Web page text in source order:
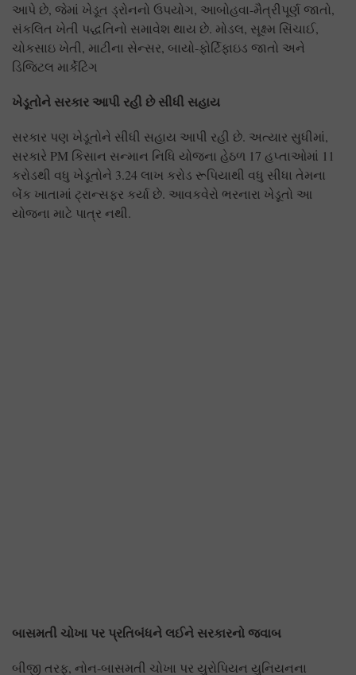
આપે છે, જેમાં ખેડૂત ડ્રોનનો ઉપયોગ, આબોહવા-મૈત્રીપૂર્ણ જાતો,
સંકલિત ખેતી પદ્ધતિનો સમાવેશ થાય છે. મોડલ, સૂક્ષ્મ સિંચાઈ,
ચોકસાઇ ખેતી, માટીના સેન્સર, બાયો-ફોર્ટિફાઇડ જાતો અને
ડિજિટલ માર્કેટિંગ
ખેડૂતોને સરકાર આપી રહી છે સીધી સહાય
સરકાર પણ ખેડૂતોને સીધી સહાય આપી રહી છે. અત્યાર સુધીમાં,
સરકારે PM કિસાન સન્માન નિધિ યોજના હેઠળ 17 હપ્તાઓમાં 11
કરોડથી વધુ ખેડૂતોને 3.24 લાખ કરોડ રૂપિયાથી વધુ સીધા તેમના
બેંક ખાતામાં ટ્રાન્સફર કર્યા છે. આવકવેરો ભરનારા ખેડૂતો આ
યોજના માટે પાત્ર નથી.
બાસમતી ચોખા પર પ્રતિબંધને લઈને સરકારનો જવાબ
બીજી તરફ, નોન-બાસમતી ચોખા પર યુરોપિયન યુનિયનના